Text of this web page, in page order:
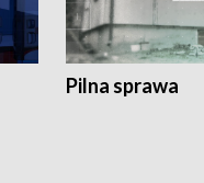
Pilna sprawa